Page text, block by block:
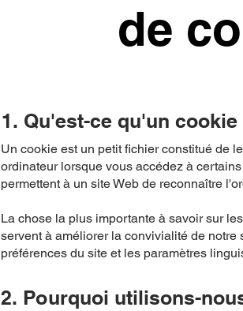
de
1. Qu'est-ce qu'un cookie
Un cookie est un petit fichier constitué de
ordinateur lorsque vous accédez à
permettent à un site Web de reconnaître
La chose la plus importante à savoir sur
servent à améliorer la convivialité de
préférences du site et les paramètres
2. Pourquoi utilisons-